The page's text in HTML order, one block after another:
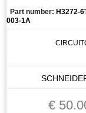
Part number: H3272-
003-1A
€